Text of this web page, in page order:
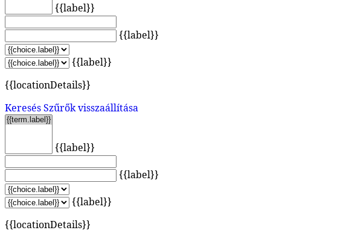
{{label}}
{{label}}
{{label}}
{{locationDetails}}
KeresésSzűrők visszaállítása
{{label}}
{{label}}
{{label}}
{{locationDetails}}